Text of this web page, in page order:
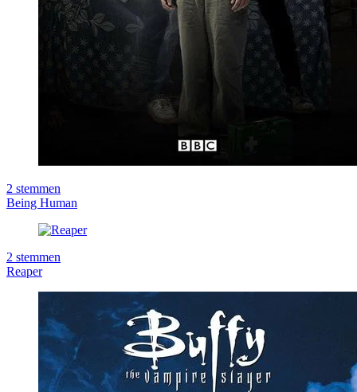
2 stemmen
Being Human
2 stemmen
Reaper